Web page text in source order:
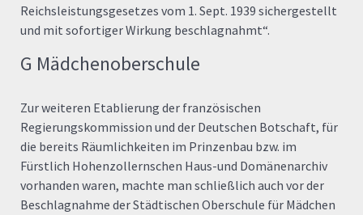
Reichsleistungsgesetzes vom 1. Sept. 1939 sichergestellt
und mit sofortiger Wirkung beschlagnahmt“.
G Mädchenoberschule
Zur weiteren Etablierung der französischen
Regierungskommission und der Deutschen Botschaft, für
die bereits Räumlichkeiten im Prinzenbau bzw. im
Fürstlich Hohenzollernschen Haus-und Domänenarchiv
vorhanden waren, machte man schließlich auch vor der
Beschlagnahme der Städtischen Oberschule für Mädchen